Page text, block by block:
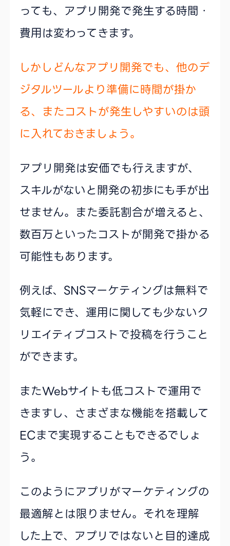
っても、アプリ開発で発生する時間・
費用は変わってきます。
しかしどんなアプリ開発でも、他のデ
ジタルツールより準備に時間が掛か
る、またコストが発生しやすいのは頭
に入れておきましょう。
アプリ開発は安価でも行えますが、
スキルがないと開発の初歩にも手が出
せません。また委託割合が増えると、
数百万といったコストが開発で掛かる
可能性もあります。
例えば、SNSマーケティングは無料で
気軽にでき、運用に関しても少ないク
リエイティブコストで投稿を行うこと
ができます。
またWebサイトも低コストで運用で
きますし、さまざまな機能を搭載して
ECまで実現することもできるでしょ
う。
このようにアプリがマーケティングの
最適解とは限りません。それを理解
した上で、アプリではないと目的達成